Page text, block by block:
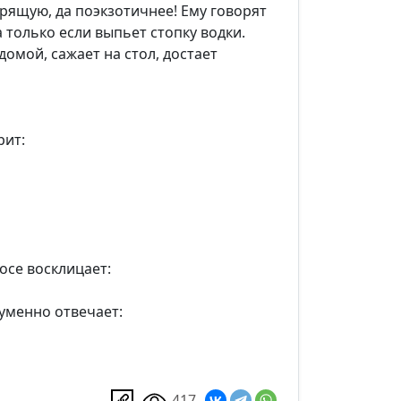
да поэкзотичнее! Ему говорят
если выпьет стопку водки.
сажает на стол, достает
восклицает:
отвечает: